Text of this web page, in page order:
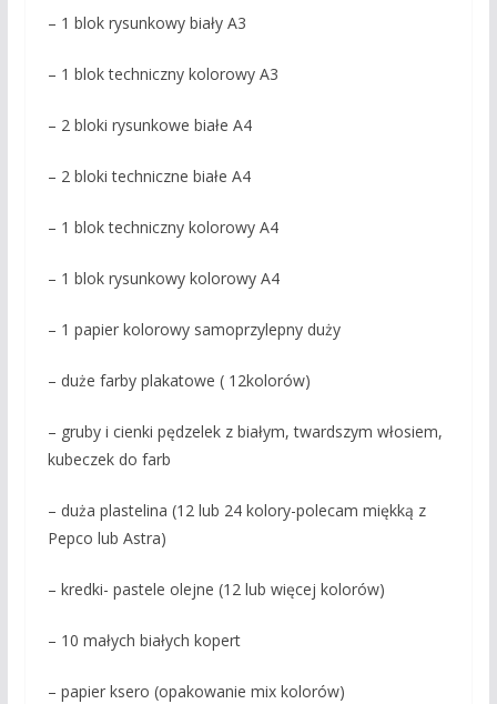
– 1 blok rysunkowy biały A3
– 1 blok techniczny kolorowy A3
– 2 bloki rysunkowe białe A4
– 2 bloki techniczne białe A4
– 1 blok techniczny kolorowy A4
– 1 blok rysunkowy kolorowy A4
– 1 papier kolorowy samoprzylepny duży
– duże farby plakatowe ( 12kolorów)
– gruby i cienki pędzelek z białym, twardszym włosiem,
kubeczek do farb
– duża plastelina (12 lub 24 kolory-polecam miękką z
Pepco lub Astra)
– kredki- pastele olejne (12 lub więcej kolorów)
– 10 małych białych kopert
– papier ksero (opakowanie mix kolorów)